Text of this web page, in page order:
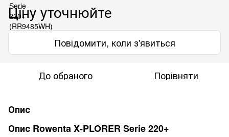
Ціну уточнюйте
Повідомити, коли з'явиться
До обраного Порівняти
Опис
Опис Rowenta X-PLORER Serie 220+